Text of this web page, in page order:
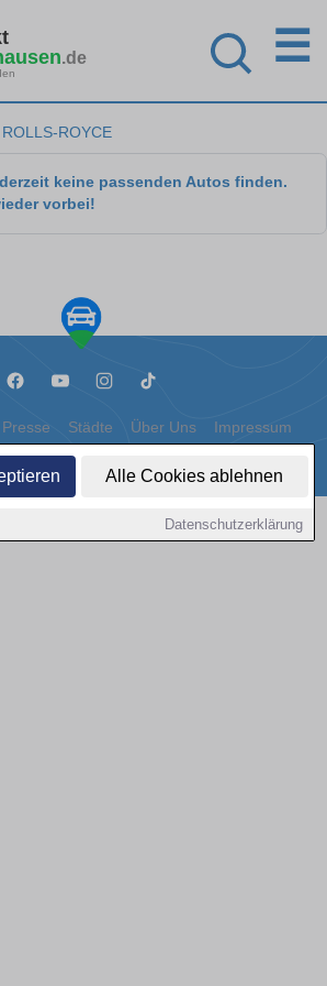
Alle Cookies ablehnen
Datenschutzerklärung
.de ☰
ROLLS-ROYCE
keine passenden Autos finden.
vorbei!
Presse Städte Über Uns Impressum
Datenschutz Cookies
1A Infosysteme GmbH | Content by: 1a-sites-autos